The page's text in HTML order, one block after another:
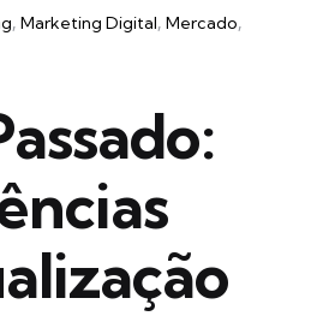
Marketing Digital Mercado